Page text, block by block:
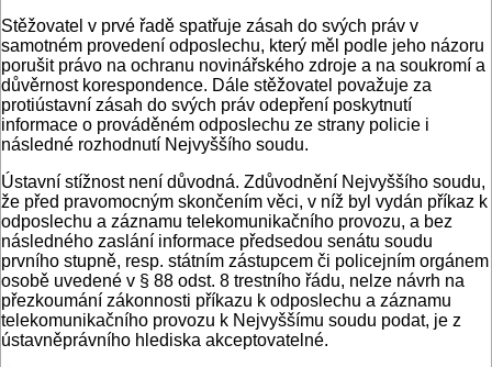
Stěžovatel v prvé řadě spatřuje zásah do svých práv v
samotném provedení odposlechu, který měl podle jeho názoru
porušit právo na ochranu novinářského zdroje a na soukromí a
důvěrnost korespondence. Dále stěžovatel považuje za
protiústavní zásah do svých práv odepření poskytnutí
informace o prováděném odposlechu ze strany policie i
následné rozhodnutí Nejvyššího soudu.
Ústavní stížnost není důvodná. Zdůvodnění Nejvyššího soudu,
že před pravomocným skončením věci, v níž byl vydán příkaz k
odposlechu a záznamu telekomunikačního provozu, a bez
následného zaslání informace předsedou senátu soudu
prvního stupně, resp. státním zástupcem či policejním orgánem
osobě uvedené v § 88 odst. 8 trestního řádu, nelze návrh na
přezkoumání zákonnosti příkazu k odposlechu a záznamu
telekomunikačního provozu k Nejvyššímu soudu podat, je z
ústavněprávního hlediska akceptovatelné.